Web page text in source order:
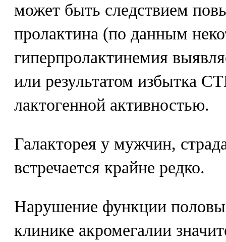
может быть следствием
пролактина (по данным
гиперпролактинемия
или результатом избытка
лактогенной активностью.
Галакторея у мужчин,
встречается крайне редко.
Нарушение функции
клинике акромегалии